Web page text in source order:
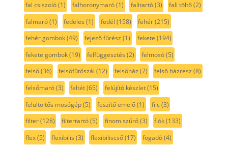
fal csiszoló(1) falhoronymaró(1) falitartó(3) fali töltő(2)
falmaró(1) fedeles (1) fedél (158) fehér(215)
fehér gombok(49) fejező fűrész (1) fekete (194)
fekete gombok(19) felfüggesztés (2) felmosó(5)
felső(36) felsőfűtőszál (12) felsőház (7) felső házrész (8)
felsőmaró(3) feltét(65) felújító készlet(15)
felültöltős mosógép(5) feszítő emelő(1) filc(3)
filter(128) filtertartó(5) finom szűrő(3) fiók(133)
flex(5) flexibilis (3) flexibiliscső(17) fogadó(4)